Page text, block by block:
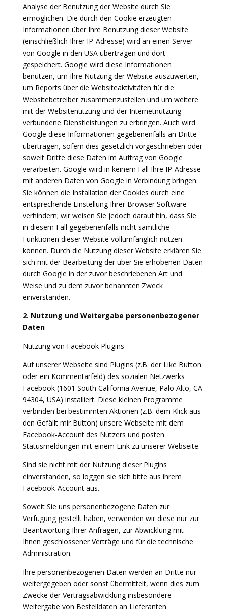
Analyse der Benutzung der Website durch Sie
ermöglichen. Die durch den Cookie erzeugten
Informationen über Ihre Benutzung dieser Website
(einschließlich Ihrer IP-Adresse) wird an einen Server
von Google in den USA übertragen und dort
gespeichert. Google wird diese Informationen
benutzen, um Ihre Nutzung der Website auszuwerten,
um Reports über die Websiteaktivitäten für die
Websitebetreiber zusammenzustellen und um weitere
mit der Websitenutzung und der Internetnutzung
verbundene Dienstleistungen zu erbringen. Auch wird
Google diese Informationen gegebenenfalls an Dritte
übertragen, sofern dies gesetzlich vorgeschrieben oder
soweit Dritte diese Daten im Auftrag von Google
verarbeiten. Google wird in keinem Fall Ihre IP-Adresse
mit anderen Daten von Google in Verbindung bringen.
Sie können die Installation der Cookies durch eine
entsprechende Einstellung Ihrer Browser Software
verhindern; wir weisen Sie jedoch darauf hin, dass Sie
in diesem Fall gegebenenfalls nicht sämtliche
Funktionen dieser Website vollumfänglich nutzen
können. Durch die Nutzung dieser Website erklären Sie
sich mit der Bearbeitung der über Sie erhobenen Daten
durch Google in der zuvor beschriebenen Art und
Weise und zu dem zuvor benannten Zweck
einverstanden.
2. Nutzung und Weitergabe personenbezogener
Daten
Nutzung von Facebook Plugins
Auf unserer Webseite sind Plugins (z.B. der Like Button
oder ein Kommentarfeld) des sozialen Netzwerks
Facebook (1601 South California Avenue, Palo Alto, CA
94304, USA) installiert. Diese kleinen Programme
verbinden bei bestimmten Aktionen (z.B. dem Klick aus
den Gefällt mir Button) unsere Webseite mit dem
Facebook-Account des Nutzers und posten
Statusmeldungen mit einem Link zu unserer Webseite.
Sind sie nicht mit der Nutzung dieser Plugins
einverstanden, so loggen sie sich bitte aus ihrem
Facebook-Account aus.
Soweit Sie uns personenbezogene Daten zur
Verfügung gestellt haben, verwenden wir diese nur zur
Beantwortung Ihrer Anfragen, zur Abwicklung mit
Ihnen geschlossener Verträge und für die technische
Administration.
Ihre personenbezogenen Daten werden an Dritte nur
weitergegeben oder sonst übermittelt, wenn dies zum
Zwecke der Vertragsabwicklung insbesondere
Weitergabe von Bestelldaten an Lieferanten